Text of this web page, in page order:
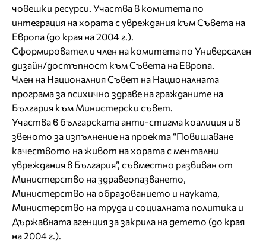
човешки ресурси. Участва в комитета по
интеграция на хората с увреждания към Съвета на
Европа (до края на 2004 г.).
Сформировател и член на комитета по Универсален
дизайн/достъпност към Съвета на Европа.
Член на Националния Съвет на Националната
програма за психично здраве на гражданите на
България към Министерски съвет.
Участва в българската анти-стигма коалиция и в
звеното за изпълнение на проекта “Повишаване
качеството на живот на хората с ментални
увреждания в България”, съвместно развиван от
Министерство на здравеопазването,
Министерство на образованието и науката,
Министерство на труда и социалната политика и
Държавната агенция за закрила на детето (до края
на 2004 г.).